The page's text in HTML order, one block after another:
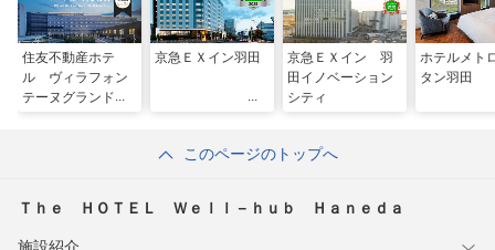
住友不動産ホテ
ル ヴィラフォン
テーヌグランド羽
京急ＥＸイン羽田
京急ＥＸイン 羽
田イノベーション
シティ
ホテルメト
タン羽田
このページのトップへ
Ｔｈｅ ＨＯＴＥＬ Ｗｅｌｌ－ｈｕｂ Ｈａｎｅｄａ